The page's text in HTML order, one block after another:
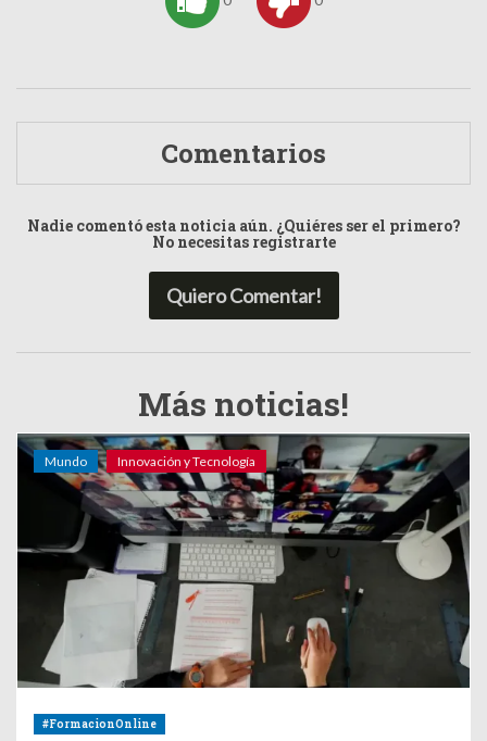
Comentarios
Nadie comentó esta noticia aún. ¿Quiéres ser el primero?
No necesitas registrarte
Quiero Comentar!
Más noticias!
Mundo Innovación y Tecnología
#FormacionOnline